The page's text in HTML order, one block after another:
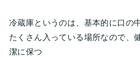
冷蔵庫というのは、基本的に口の
たくさん入っている場所なので、
潔に保つ